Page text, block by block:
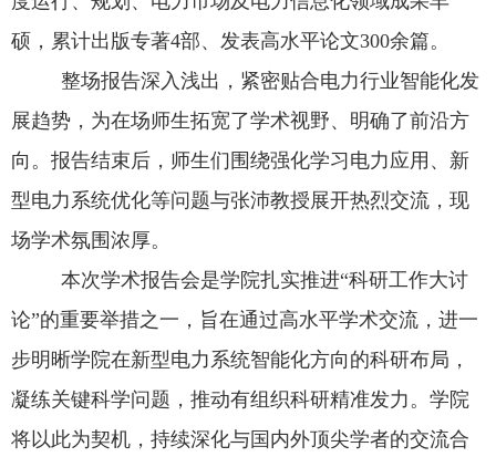
硕，累计出版专著4部、发表高水平论文300余篇。
整场报告深入浅出，紧密贴合电力行业智能化发
展趋势，为在场师生拓宽了学术视野、明确了前沿方
向。报告结束后，师生们围绕强化学习电力应用、新
型电力系统优化等问题与张沛教授展开热烈交流，现
场学术氛围浓厚。
本次学术报告会是学院扎实推进“科研工作大讨
论”的重要举措之一，旨在通过高水平学术交流，进一
步明晰学院在新型电力系统智能化方向的科研布局，
凝练关键科学问题，推动有组织科研精准发力。学院
将以此为契机，持续深化与国内外顶尖学者的交流合